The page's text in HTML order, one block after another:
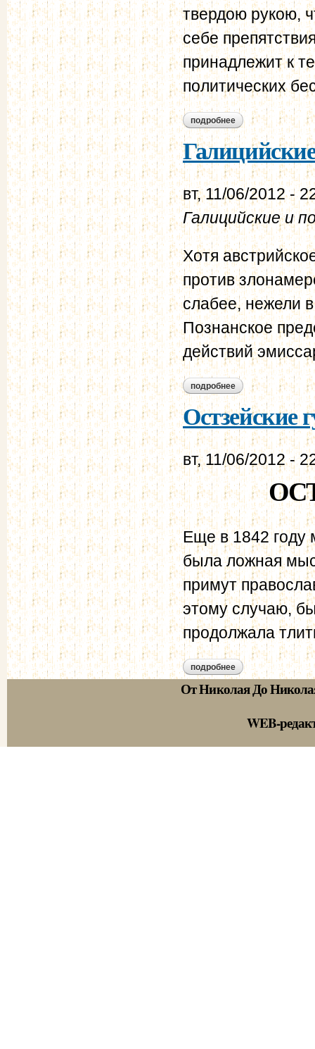
твердою рукою,
себе
принадлежит к
политических
подробнее о царство
вт, 11/06/2012 -
Галицийские и
Хотя
против
слабее, нежели
Познанское
действий
подробнее о галицийские и
Остзейские
вт, 11/06/2012 -
Еще в 1842 году
была ложная
примут
этому случаю,
продолжала
подробнее о остзейские
От Николая До
WEB-